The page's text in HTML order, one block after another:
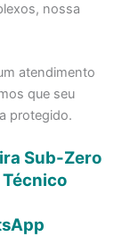
nossa
atendimento
que seu
protegido.
Sub-Zero